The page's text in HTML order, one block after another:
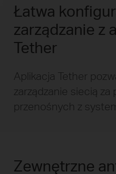
Łatwa
zarządzanie z
Tether
Aplikacja Tether
zarządzanie siecią za
przenośnych z
Zewnętrzne